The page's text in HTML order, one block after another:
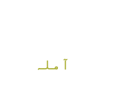
آملہ